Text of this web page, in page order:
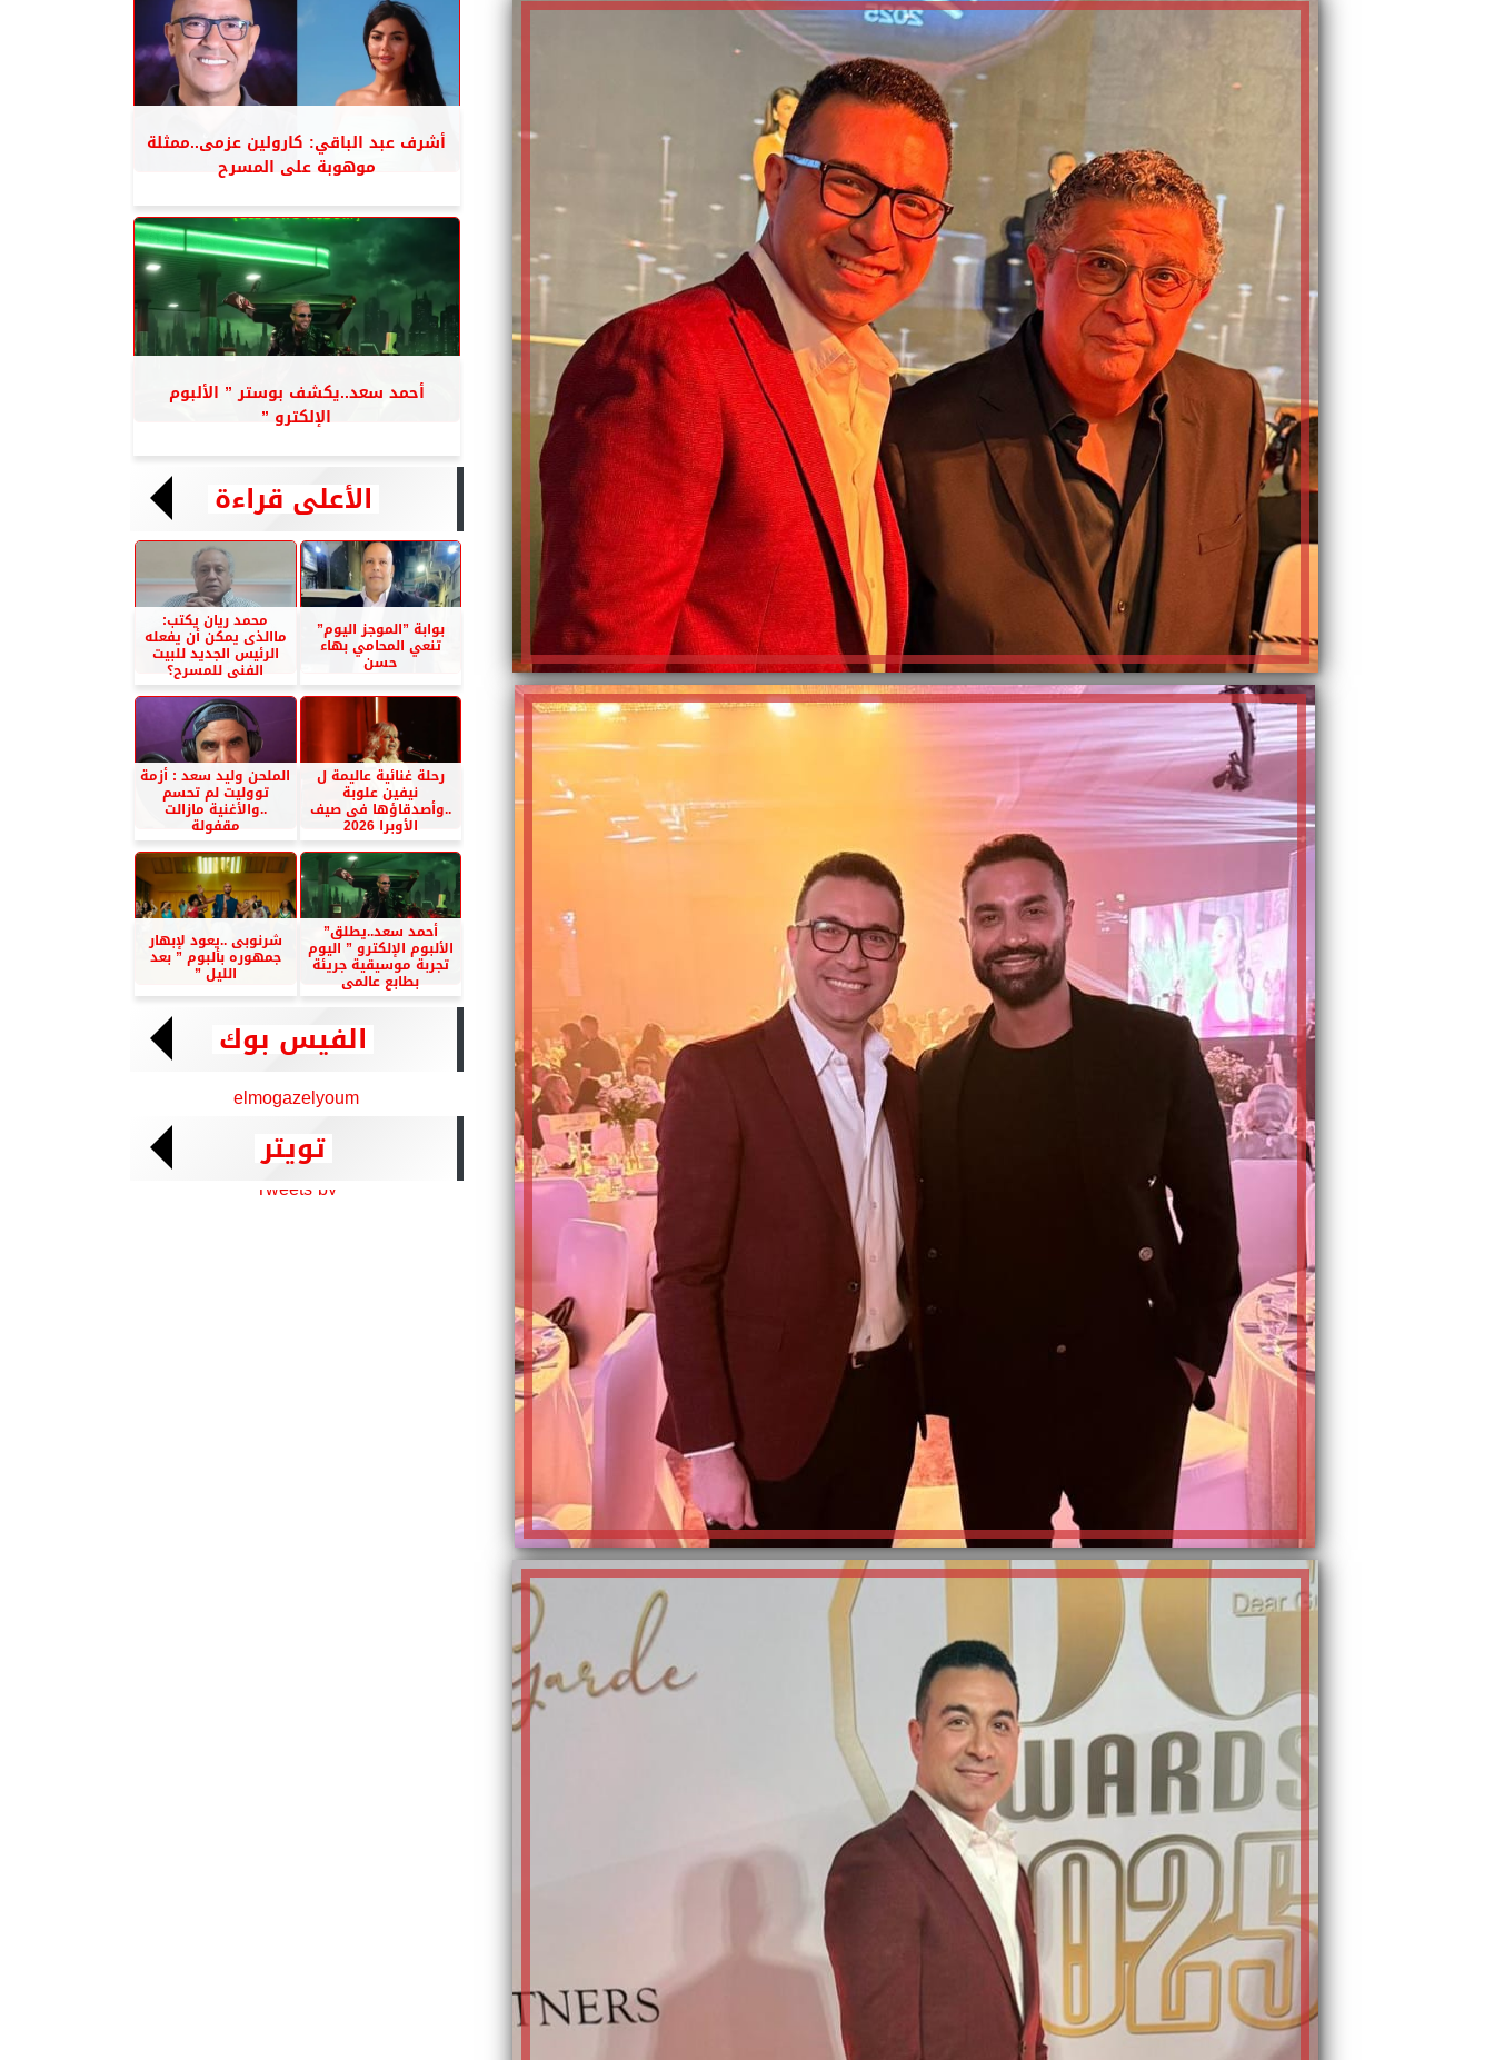
أشرف عبد الباقي: كارولين عزمى..ممثلة
موهوبة على المسرح
أحمد سعد..يكشف بوستر ” الألبوم
الإلكترو ”
الأعلى قراءة
بوابة ”الموجز اليوم”
تنعي المحامي بهاء
حسن
محمد ريان يكتب:
ماالذى يمكن أن يفعله
الرئيس الجديد للبيت
الفنى للمسرح؟
رحلة غنائية عاليمة ل
نيفين علوبة
..وأصدقاؤها فى صيف
الأوبرا 2026
الملحن وليد سعد : أزمة
تووليت لم تحسم
..والأغنية مازالت
مقفولة
أحمد سعد..يطلق”
الألبوم الإلكترو ” اليوم
تجربة موسيقية جريئة
بطابع عالمى
شرنوبى ..يعود لإبهار
جمهوره بألبوم ” بعد
الليل ”
الفيس بوك
elmogazelyoum
تويتر
Tweets by